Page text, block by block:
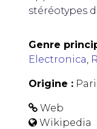
stéréotypes
Genre
Electronica,
Origine :
Web
Wikipedia